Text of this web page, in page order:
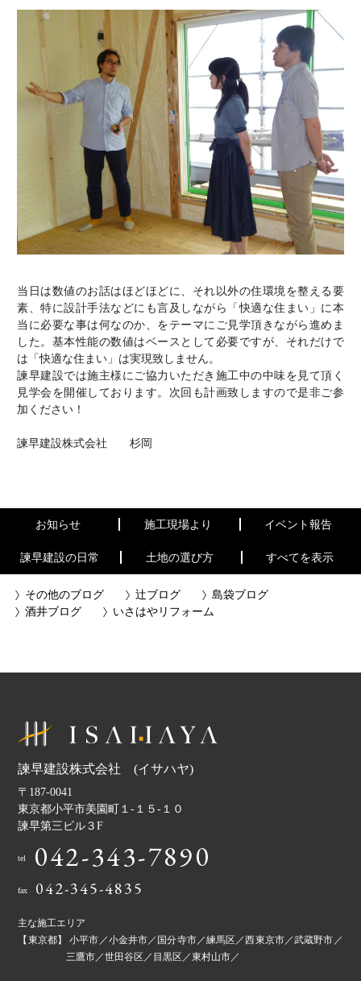
当日は数値のお話はほどほどに、それ以外の住環境を整える要
素、特に設計手法などにも言及しながら「快適な住まい」に本
当に必要な事は何なのか、をテーマにご見学頂きながら進めま
した。基本性能の数値はベースとして必要ですが、それだけで
は「快適な住まい」は実現致しません。
諫早建設では施主様にご協力いただき施工中の中味を見て頂く
見学会を開催しております。次回も計画致しますので是非ご参
加ください！
諫早建設株式会社 杉岡
お知らせ 施工現場より イベント報告
諫早建設の日常 土地の選び方 すべてを表示
その他のブログ 辻ブログ
島袋ブログ
酒井ブログ
いさはやリフォーム
諫早建設株式会社 (イサハヤ)
〒187-0041
東京都小平市美園町１-１５-１０
諫早第三ビル３F
tel 042-343-7890
fax 042-345-4835
主な施工エリア
【東京都】 小平市／小金井市／国分寺市／練馬区／西東京市／武蔵野市／
三鷹市／世田谷区／目黒区／東村山市／